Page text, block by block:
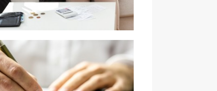
jest rozdzielność majątkowa?